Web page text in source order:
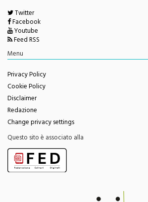
Twitter
Facebook
Youtube
Feed RSS
Menu
Privacy Policy
Cookie Policy
Disclaimer
Redazione
Change privacy settings
Questo sito è associato alla